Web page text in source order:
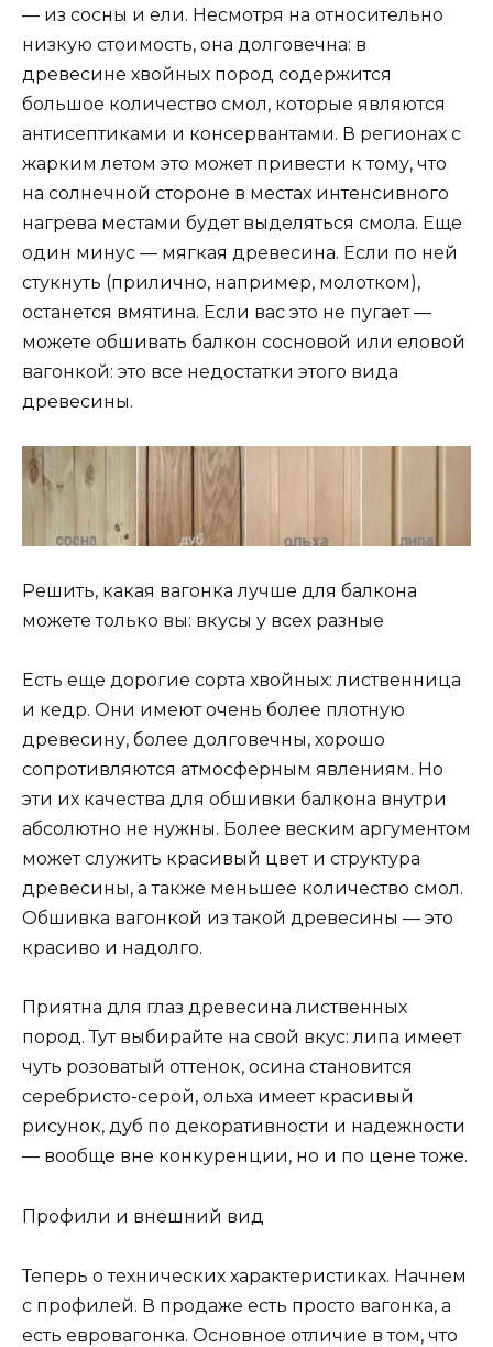
— из сосны и ели. Несмотря на относительно
низкую стоимость, она долговечна: в
древесине хвойных пород содержится
большое количество смол, которые являются
антисептиками и консервантами. В регионах с
жарким летом это может привести к тому, что
на солнечной стороне в местах интенсивного
нагрева местами будет выделяться смола. Еще
один минус — мягкая древесина. Если по ней
стукнуть (прилично, например, молотком),
останется вмятина. Если вас это не пугает —
можете обшивать балкон сосновой или еловой
вагонкой: это все недостатки этого вида
древесины.
Решить, какая вагонка лучше для балкона
можете только вы: вкусы у всех разные
Есть еще дорогие сорта хвойных: лиственница
и кедр. Они имеют очень более плотную
древесину, более долговечны, хорошо
сопротивляются атмосферным явлениям. Но
эти их качества для обшивки балкона внутри
абсолютно не нужны. Более веским аргументом
может служить красивый цвет и структура
древесины, а также меньшее количество смол.
Обшивка вагонкой из такой древесины — это
красиво и надолго.
Приятна для глаз древесина лиственных
пород. Тут выбирайте на свой вкус: липа имеет
чуть розоватый оттенок, осина становится
серебристо-серой, ольха имеет красивый
рисунок, дуб по декоративности и надежности
— вообще вне конкуренции, но и по цене тоже.
Профили и внешний вид
Теперь о технических характеристиках. Начнем
с профилей. В продаже есть просто вагонка, а
есть евровагонка. Основное отличие в том, что